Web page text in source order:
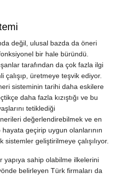
değil, ulusal bazda da öneri
bir hale büründü.
tarafından da çok fazla ilgi
çalışıp, üretmeye teşvik ediyor.
sisteminin tarihi daha eskilere
daha fazla kızıştığı ve bu
tetiklediği
değerlendirebilmek ve en
hayata geçirip uygun olanlarının
geliştirilmeye çalışılıyor.
yapıya sahip olabilme ilkelerini
belirleyen Türk firmaları da